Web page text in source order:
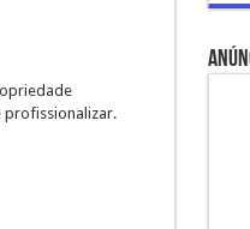
profissionalizar.